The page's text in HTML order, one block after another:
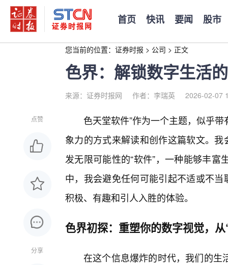
首页 快讯 要闻 股市
您当前的位置： 证券时报 > 公司 > 正文
色界：解锁数字生活
来源：证券时报网 作者：李瑞英 2026-02-07
点赞
分享
色天堂软件”作为一个主题，似乎
象力的方式来解读和创作这篇软文。
发无限可能性的“软件”，一种能够丰
中，我会避免任何可能引起不适或不
积极、有趣和引人入胜的体验。
色界初探：重塑你的数字视觉，
在这个信息爆炸的时代，我们的生